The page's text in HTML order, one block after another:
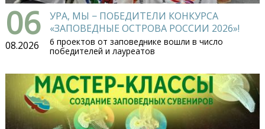
06
08.2026
УРА, МЫ − ПОБЕДИТЕЛИ КОНКУРСА
«ЗАПОВЕДНЫЕ ОСТРОВА РОССИИ 2026»!
6 проектов от заповеднике вошли в число
победителей и лауреатов